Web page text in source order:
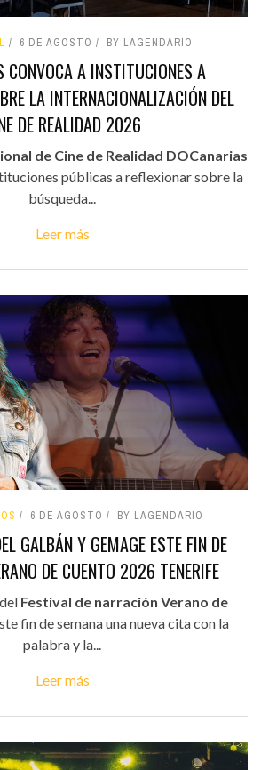
6 DE AGOSTO BY LAGENDARIO
CONVOCA A INSTITUCIONES A
LA INTERNACIONALIZACIÓN DEL
DE REALIDAD 2026
de Cine de Realidad DOCanarias
públicas a reflexionar sobre la
búsqueda...
Leer más
6 DE AGOSTO BY LAGENDARIO
GALBÁN Y GEMAGE ESTE FIN DE
DE CUENTO 2026 TENERIFE
Festival de narración Verano de
fin de semana una nueva cita con la
palabra y la...
Leer más